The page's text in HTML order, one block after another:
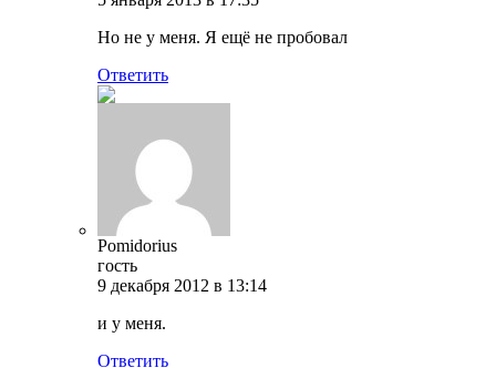
Но не у меня. Я ещё не пробовал
Ответить
Pomidorius
гость
9 декабря 2012 в 13:14
и у меня.
Ответить